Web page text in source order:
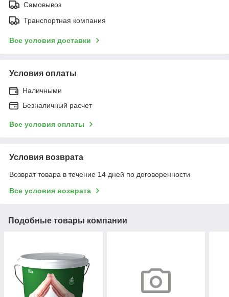
Самовывоз
Транспортная компания
Все условия доставки
Условия оплаты
Наличными
Безналичный расчет
Все условия оплаты
Условия возврата
Возврат товара в течение 14 дней по договоренности
Все условия возврата
Подобные товары компании